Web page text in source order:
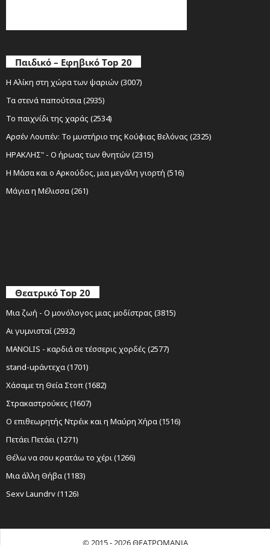
Παιδικό – Εφηβικό Top 20
Η Αλίκη στη χώρα των ψαριών (3007)
Τα στενά παπούτσια (2935)
Το παιχνίδι της χαράς (2534)
Αρσέν Λουπέν: Το μυστήριο της Κούφιας Βελόνας (2325)
ΗΡΑΚΛΗΣ" - Ο ήρωας των θνητών (2315)
Η Μάσα και ο Αρκούδος, μια μεγάλη γιορτή (516)
Μάγια η Μέλισσα (261)
Θεατρικό Top 20
Μια ζωή - Ο μονόλογος μιας μοδίστρας (3815)
Αι γυμνισταί (2932)
MANOLIS - καρδιά σε τέσσερις χορδές (2577)
stand-upάντεχα (1701)
Χάσαμε τη Θεία Στοπ (1682)
Στρακαστρούκες (1607)
Ο επιθεωρητής Ντρέικ και η Μαύρη Χήρα (1516)
Πετάει Πετάει (1271)
Θέλω να σου κρατάω το χέρι (1266)
Μια άλλη Θήβα (1183)
Sexy Laundry (1126)
Ο Σώζων Εαυτόν Σωθήτω (1065)
© 2015 - 2026 ΘΕΑΤΡΟΜΑΝΙΑ